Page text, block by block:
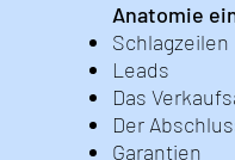
Anatomie
Schlagzeilen
Leads
Das
Der
Garantien